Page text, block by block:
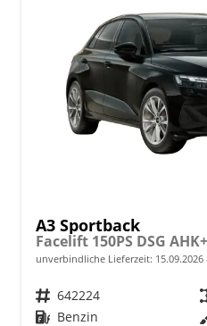
A3 Sportback
unverbindliche Lieferzeit: 15.09.2026
Fahrzeugnr. 642224
Kraftstoff Benzin